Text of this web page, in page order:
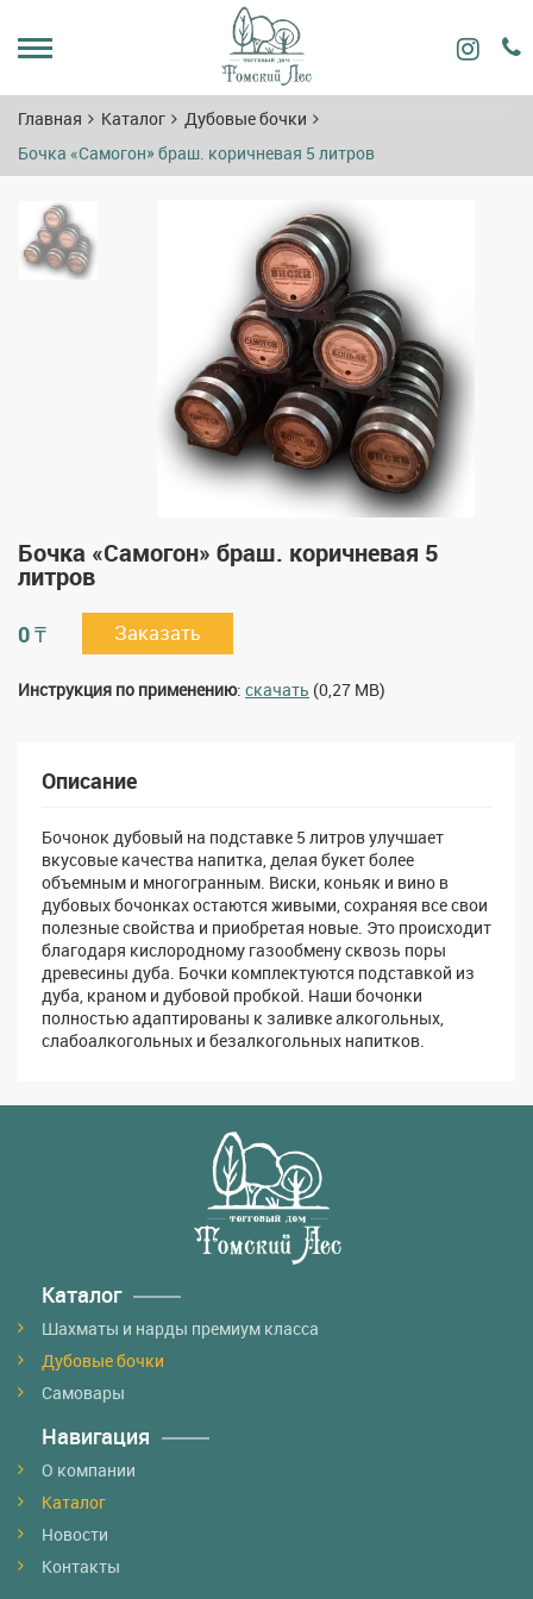
Главная Каталог
Дубовые бочки
Бочка «Самогон» браш. коричневая 5 литров
Бочка «Самогон» браш. коричневая 5
литров
0 ₸ Заказать
Инструкция по применению: скачать (0,27 MB)
Описание
Бочонок дубовый на подставке 5 литров улучшает
вкусовые качества напитка, делая букет более
объемным и многогранным. Виски, коньяк и вино в
дубовых бочонках остаются живыми, сохраняя все свои
полезные свойства и приобретая новые. Это происходит
благодаря кислородному газообмену сквозь поры
древесины дуба. Бочки комплектуются подставкой из
дуба, краном и дубовой пробкой. Наши бочонки
полностью адаптированы к заливке алкогольных,
слабоалкогольных и безалкогольных напитков.
Каталог
Шахматы и нарды премиум класса
Дубовые бочки
Самовары
Навигация
О компании
Каталог
Новости
Контакты